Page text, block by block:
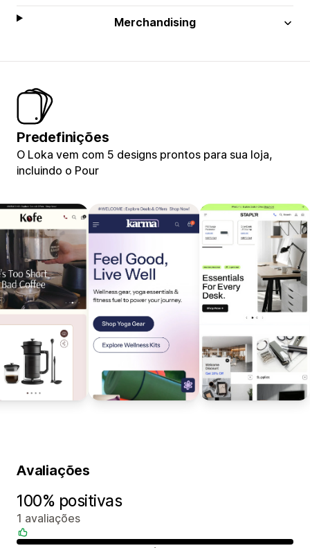
Merchandising
Predefinições
O Loka vem com 5 designs prontos para sua loja,
incluindo o Pour
Avaliações
100% positivas
1 avaliações